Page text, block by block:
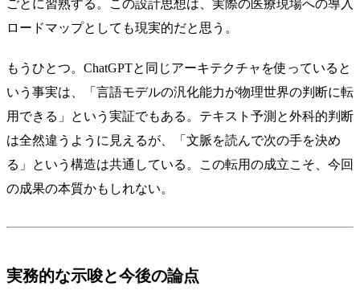
ごとに習熟する。この設計思想は、実際の医療現場への導入
ロードマップとしても現実的だと思う。
もうひとつ。ChatGPTと同じアーキテクチャを使っていると
いう事実は、「言語モデルの汎化能力が物理世界の判断に転
用できる」という実証でもある。テキスト予測と外科的判断
は全然違うように見えるが、「文脈を読んで次の手を決め
る」という構造は共通している。この転用の成立こそ、今回
の成果の本質かもしれない。
実務的な示唆と今後の論点